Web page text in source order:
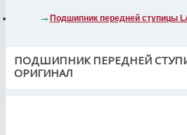
Подшипник передней ступицы
ПОДШИПНИК ПЕРЕДНЕЙ
ОРИГИНАЛ